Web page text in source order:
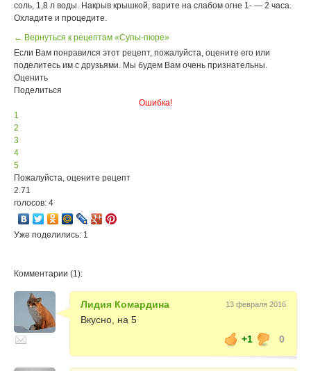
соль, 1,8 л воды. Накрыв крышкой, варите на слабом огне 1- — 2 часа.
Охладите и процедите.
← Вернуться к рецептам «Супы-пюре»
Если Вам понравился этот рецепт, пожалуйста, оцените его или
поделитесь им с друзьями. Мы будем Вам очень признательны.
Оценить
Поделиться
Ошибка!
1
2
3
4
5
Пожалуйста, оцените рецепт
2.71
голосов: 4
Уже поделились: 1
Комментарии (1):
Лидия Комардина 13 февраля 2016
Вкусно, на 5
+1
0